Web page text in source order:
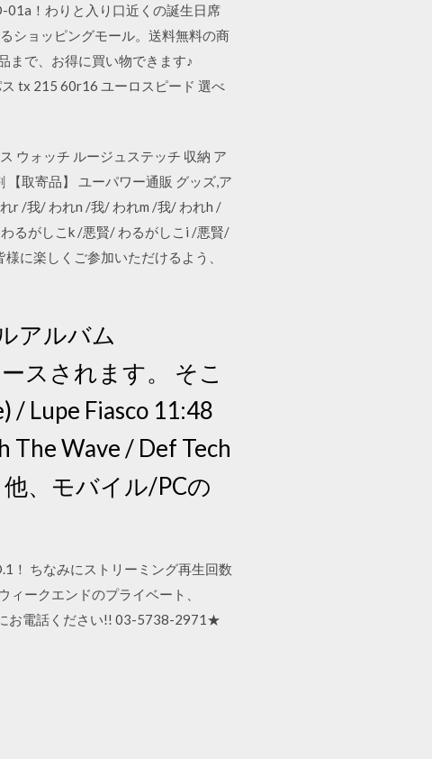
01a！わりと入り口近くの誕生日席
ショッピングモール。送料無料の商
まで、お得に買い物できます♪
tx 215 60r16 ユーロスピード 選べ
ウォッチ ルージュステッチ 収納 ア
取寄品】 ユーパワー通販 グッズ,ア
r /我/ われn /我/ われm /我/ われh /
るがしこk /悪賢/ わるがしこi /悪賢/
に楽しくご参加いただけるよう、
アルバム
スされます。 そこ
/ Lupe Fiasco 11:48
The Wave / Def Tech
、モバイル/PCの
！ ちなみにストリーミング再生回数
ークエンドのプライベート、
お電話ください!! 03-5738-2971★